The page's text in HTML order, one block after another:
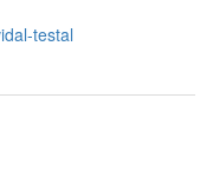
testal